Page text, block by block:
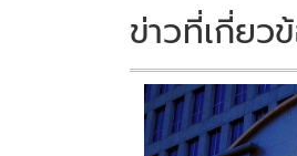
k k
ข่าวที่เกี่ยว